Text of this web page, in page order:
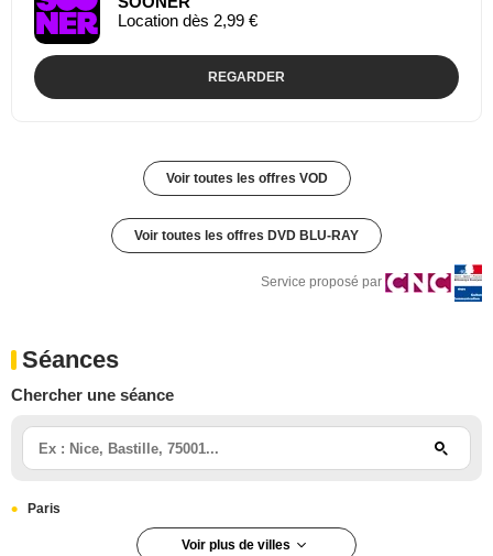
Location dès 2,99 €
REGARDER
Voir toutes les offres VOD
Voir toutes les offres DVD BLU-RAY
Service proposé par
Séances
Chercher une séance
Paris
Voir plus de villes